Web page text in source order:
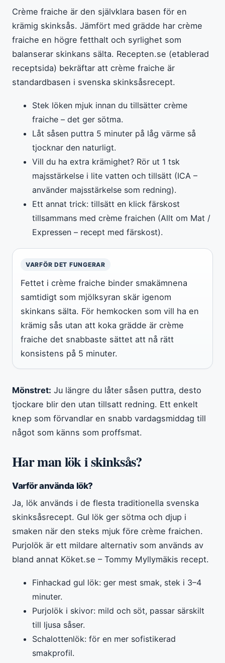
Crème fraiche är den självklara basen för en
krämig skinksås. Jämfört med grädde har crème
fraiche en högre fetthalt och syrlighet som
balanserar skinkans sälta. Recepten.se (etablerad
receptsida) bekräftar att crème fraiche är
standardbasen i svenska skinksåsrecept.
Stek löken mjuk innan du tillsätter crème
fraiche – det ger sötma.
Låt såsen puttra 5 minuter på låg värme så
tjocknar den naturligt.
Vill du ha extra krämighet? Rör ut 1 tsk
majsstärkelse i lite vatten och tillsätt (ICA –
använder majsstärkelse som redning).
Ett annat trick: tillsätt en klick färskost
tillsammans med crème fraichen (Allt om Mat /
Expressen – recept med färskost).
VARFÖR DET FUNGERAR
Fettet i crème fraiche binder smakämnena
samtidigt som mjölksyran skär igenom
skinkans sälta. För hemkocken som vill ha en
krämig sås utan att koka grädde är crème
fraiche det snabbaste sättet att nå rätt
konsistens på 5 minuter.
Mönstret: Ju längre du låter såsen puttra, desto
tjockare blir den utan tillsatt redning. Ett enkelt
knep som förvandlar en snabb vardagsmiddag till
något som känns som proffsmat.
Har man lök i skinksås?
Varför använda lök?
Ja, lök används i de flesta traditionella svenska
skinksåsrecept. Gul lök ger sötma och djup i
smaken när den steks mjuk före crème fraichen.
Purjolök är ett mildare alternativ som används av
bland annat Köket.se – Tommy Myllymäkis recept.
Finhackad gul lök: ger mest smak, stek i 3–4
minuter.
Purjolök i skivor: mild och söt, passar särskilt
till ljusa såser.
Schalottenlök: för en mer sofistikerad
smakprofil.